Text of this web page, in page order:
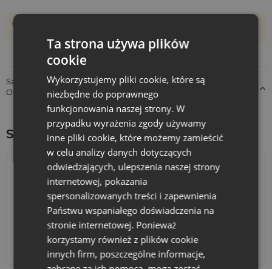
Szczegóły dotyczące zgodności produktu z przepisami:
Odpowiedzialność za produkt
Sprawdź inne ciekawe produkty:
Kalendarze adwentowe
Ta strona używa plików
cookie
Wykorzystujemy pliki cookie, które są
niezbędne do poprawnego
funkcjonowania naszej strony. W
przypadku wyrażenia zgody używamy
inne pliki cookie, które możemy zamieścić
w celu analizy danych dotyczących
odwiedzających, ulepszenia naszej strony
internetowej, pokazania
spersonalizowanych treści i zapewnienia
Państwu wspaniałego doświadczenia na
stronie internetowej. Ponieważ
korzystamy również z plików cookie
innych firm, poszczególne informacje,